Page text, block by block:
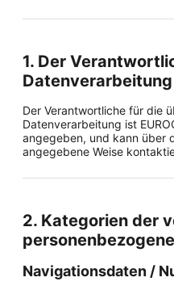
1. Der
Datenverarbeitung
Der Verantwortliche für die
Datenverarbeitung ist
angegeben, und kann über
angegebene Weise
2. Kategorien der
Navigationsdaten /